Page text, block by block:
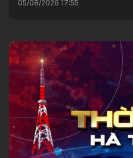
05/08/2026 17:55